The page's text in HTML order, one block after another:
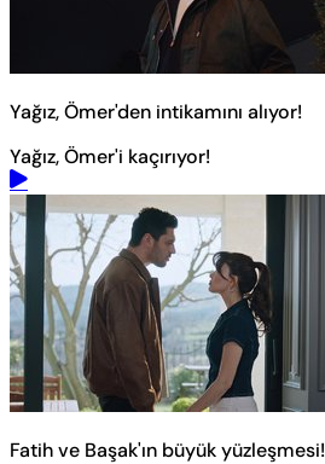
Yağız, Ömer'den intikamını alıyor!
Yağız, Ömer'i kaçırıyor!
Fatih ve Başak'ın büyük yüzleşmesi!